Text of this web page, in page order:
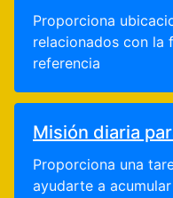
Proporciona
relacionados con la
referencia
Misión diaria
Proporciona una
ayudarte a